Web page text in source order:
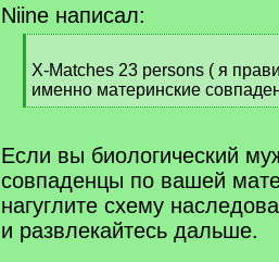
Niine написал:
q
]
X-Matches 23 persons ( я
именно материнские
[
q
]
Если вы биологический
совпаденцы по вашей
нагуглите схему
и развлекайтесь дальше.